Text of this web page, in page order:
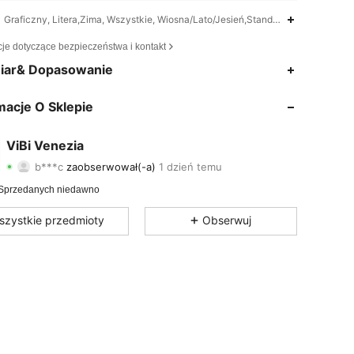
Graficzny, Litera,Zima, Wszystkie, Wiosna/Lato/Jesień,Standardowa długość
dotyczące bezpieczeństwa i kontakt
Dopasowanie
O Sklepie
ViBi Venezia
4,83
4,83 187
4,83 Ocena 187Artykuły 6 Obserwujący
4,83 187 6
niedawno
przedmioty Obserwuj